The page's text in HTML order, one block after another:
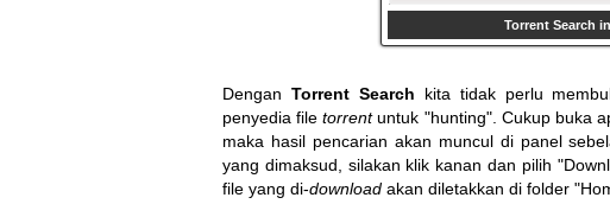
Torrent Search
Dengan Torrent Search kita tidak perlu
penyedia filetorrentuntuk "hunting". Cukup buka
maka hasil pencarian akan muncul di panel
yang dimaksud, silakan klik kanan dan pilih
file yang di-download akan diletakkan di folder